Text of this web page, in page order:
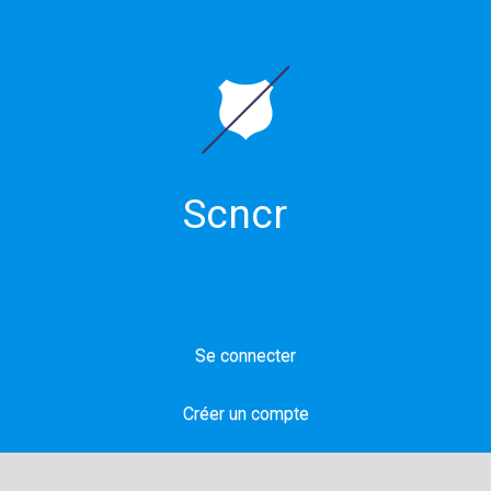
Scncr
Se connecter
Créer un compte